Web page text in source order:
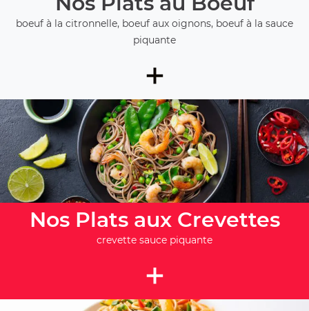
boeuf à la citronnelle, boeuf aux oignons, boeuf à la sauce
piquante
+
Nos Plats aux Crevettes
crevette sauce piquante
+